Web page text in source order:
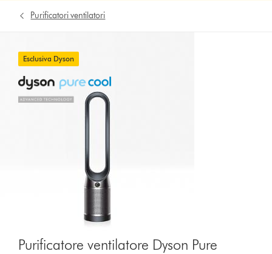
Purificatori ventilatori
Esclusiva Dyson
Purificatore ventilatore Dyson Pure